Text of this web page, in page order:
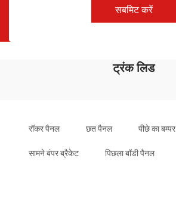
सबमिट करें
ट्रंक लिड
रॉकर पैनल छत पैनल पीछे का बम्पर
सामने बंपर ब्रैकेट पिछला बॉडी पैनल